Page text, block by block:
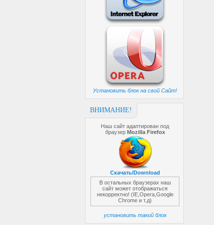
Установить блок на свой Сайт!
ВНИМАНИЕ!
Наш сайт адаптирован под
браузер Mozilla Firefox
Скачать/Download
В остальных браузерах наш
сайт может отображаться
некорректно! (IE,Opera,Google
Chrome и т.д)
установить такой блок